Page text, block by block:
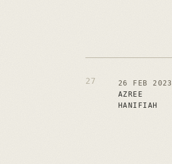
26 FEB 2023
AZREE
HANIFIAH